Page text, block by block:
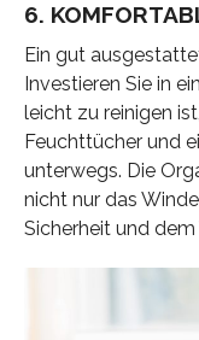
6.
Ein gut
Investieren Sie in
leicht zu reinigen
Feuchttücher und
unterwegs. Die
nicht nur das
Sicherheit und